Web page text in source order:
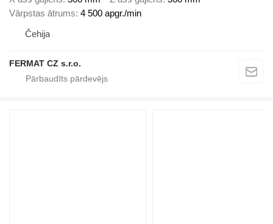
Vārpstas ātrums 4 500 apgr./min
Čehija
FERMAT CZ s.r.o.